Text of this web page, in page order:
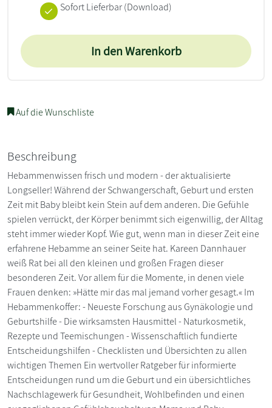
Sofort Lieferbar (Download)
In den Warenkorb
Auf die Wunschliste
Beschreibung
Hebammenwissen frisch und modern - der aktualisierte
Longseller! Während der Schwangerschaft, Geburt und ersten
Zeit mit Baby bleibt kein Stein auf dem anderen. Die Gefühle
spielen verrückt, der Körper benimmt sich eigenwillig, der Alltag
steht immer wieder Kopf. Wie gut, wenn man in dieser Zeit eine
erfahrene Hebamme an seiner Seite hat. Kareen Dannhauer
weiß Rat bei all den kleinen und großen Fragen dieser
besonderen Zeit. Vor allem für die Momente, in denen viele
Frauen denken: »Hätte mir das mal jemand vorher gesagt.« Im
Hebammenkoffer: - Neueste Forschung aus Gynäkologie und
Geburtshilfe - Die wirksamsten Hausmittel - Naturkosmetik,
Rezepte und Teemischungen - Wissenschaftlich fundierte
Entscheidungshilfen - Checklisten und Übersichten zu allen
wichtigen Themen Ein wertvoller Ratgeber für informierte
Entscheidungen rund um die Geburt und ein übersichtliches
Nachschlagewerk für Gesundheit, Wohlbefinden und einen